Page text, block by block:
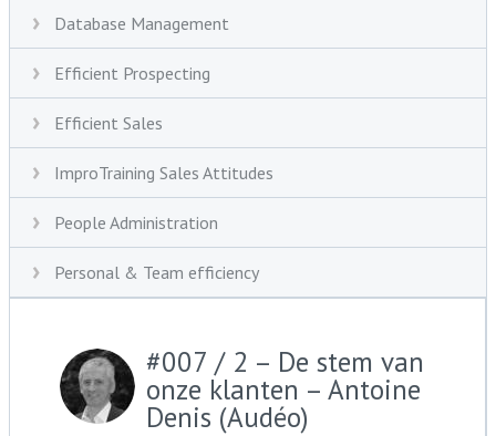
Database Management
Efficient Prospecting
Efficient Sales
ImproTraining Sales Attitudes
People Administration
Personal & Team efficiency
#007 / 2 – De stem van
onze klanten – Antoine
Denis (Audéo)